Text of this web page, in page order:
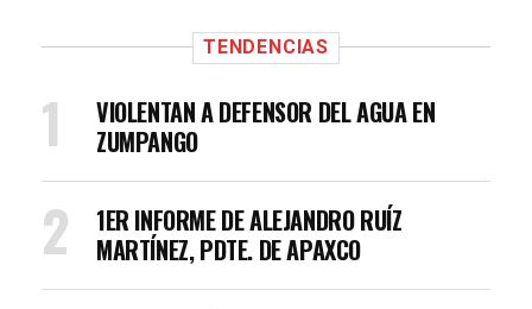
TENDENCIAS
VIOLENTAN A DEFENSOR DEL AGUA EN
ZUMPANGO
1ER INFORME DE ALEJANDRO RUÍZ
MARTÍNEZ, PDTE. DE APAXCO